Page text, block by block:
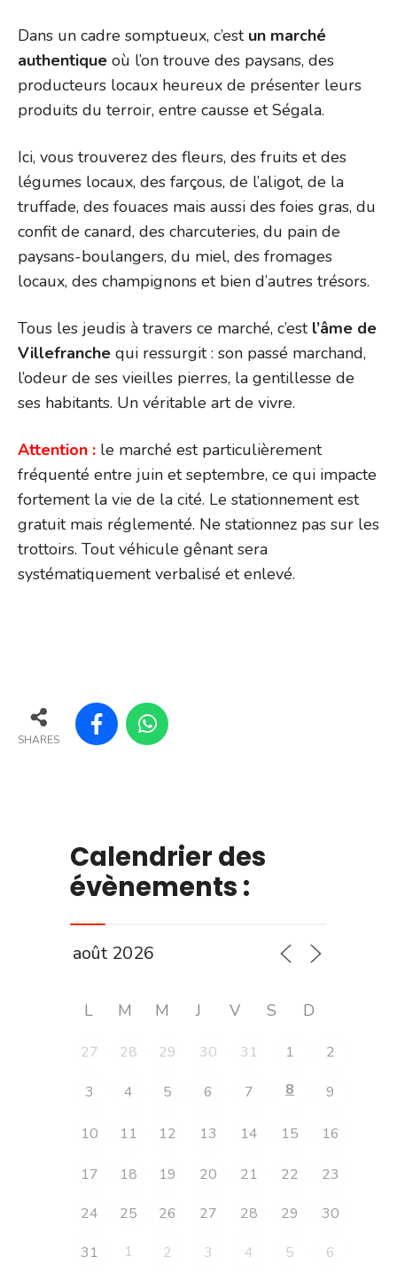
Dans un cadre somptueux, c’estun marché
authentique où l’on trouve des paysans, des
producteurs locaux heureux de présenter leurs
produits du terroir, entre causse et Ségala.
Ici, vous trouverez des fleurs, des fruits et des
légumes locaux, des farçous, de l’aligot, de la
truffade, des fouaces mais aussi des foies gras, du
confit de canard, des charcuteries, du pain de
paysans-boulangers, du miel, des fromages
locaux, des champignons et bien d’autres trésors.
Tous les jeudis à travers ce marché, c’est l’âme de
Villefranche qui ressurgit : son passé marchand,
l’odeur de ses vieilles pierres, la gentillesse de
ses habitants. Un véritable art de vivre.
Attention : le marché est particulièrement
fréquenté entre juin et septembre, ce qui impacte
fortement la vie de la cité. Le stationnement est
gratuit mais réglementé. Ne stationnez pas sur les
trottoirs. Tout véhicule gênant sera
systématiquement verbalisé et enlevé.
SHARES
Calendrier des
évènements :
L M M J V S D
27 28 29 30 31 1 2
3 4 5 6 7 8 9
10 11 12 13 14 15 16
17 18 19 20 21 22
23
24
25 26 27 28 29
30
31
1 2 3 4 5 6